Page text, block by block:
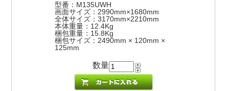
型番：M135UWH
画面サイズ：2990mm×1680mm
全体サイズ：3170mm×2210mm
本体重量：12.4Kg
梱包重量：15.8Kg
梱包サイズ：2490mm × 120mm ×
125mm
数量